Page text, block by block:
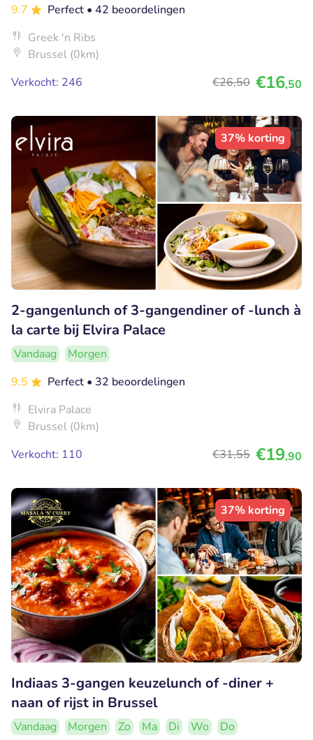
9.7
Perfect • 42 beoordelingen
Greek 'n Ribs
Brussel (0km)
Verkocht: 246
€26,50 €16,50
37% korting
2-gangenlunch of 3-gangendiner of -lunch à
la carte bij Elvira Palace
Vandaag
Morgen
9.5
Perfect • 32 beoordelingen
Elvira Palace
Brussel (0km)
Verkocht: 110
€31,55 €19,90
37% korting
Indiaas 3-gangen keuzelunch of -diner +
naan of rijst in Brussel
Vandaag Morgen Zo Ma Di Wo Do